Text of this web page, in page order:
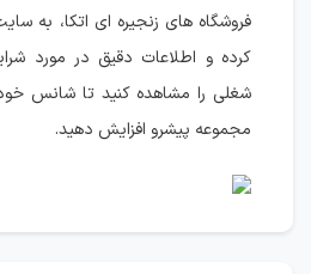
فروشگاه های زنجیره ای اتکا، به
کرده و اطلاعات دقیق در مورد
شغلی را مشاهده کنید تا شانس
مجموعه پیشرو افزایش دهید.